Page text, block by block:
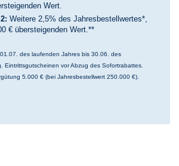
Wert.
Weitere 2,5% des Jahresbestellwertes*,
€ übersteigenden Wert.**
des laufenden Jahres bis 30.06. des
Eintrittsgutscheinen vor Abzug des Sofortrabattes.
5.000 € (bei Jahresbestellwert 250.000 €).